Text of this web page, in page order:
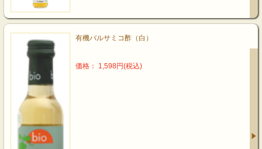
有機バルサミコ酢（白）
価格： 1,598円(税込)